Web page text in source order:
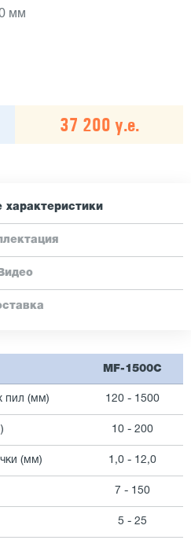
мм
37 200 у.е.
характеристики
Видео
MF-1500C
пил (мм) 120 - 1500
10 - 200
(мм) 1,0 - 12,0
7 - 150
5 - 25